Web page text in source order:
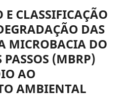
CLASSIFICAÇÃO
DAS
MICROBACIA DO
(MBRP)
AO
AMBIENTAL